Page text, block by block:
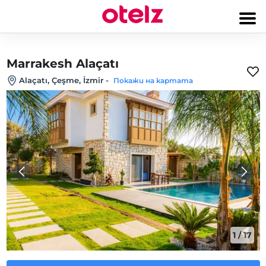
Marrakesh Alaçatı
Alaçatı, Çeşme, İzmir - Покажи на картата
1 /17